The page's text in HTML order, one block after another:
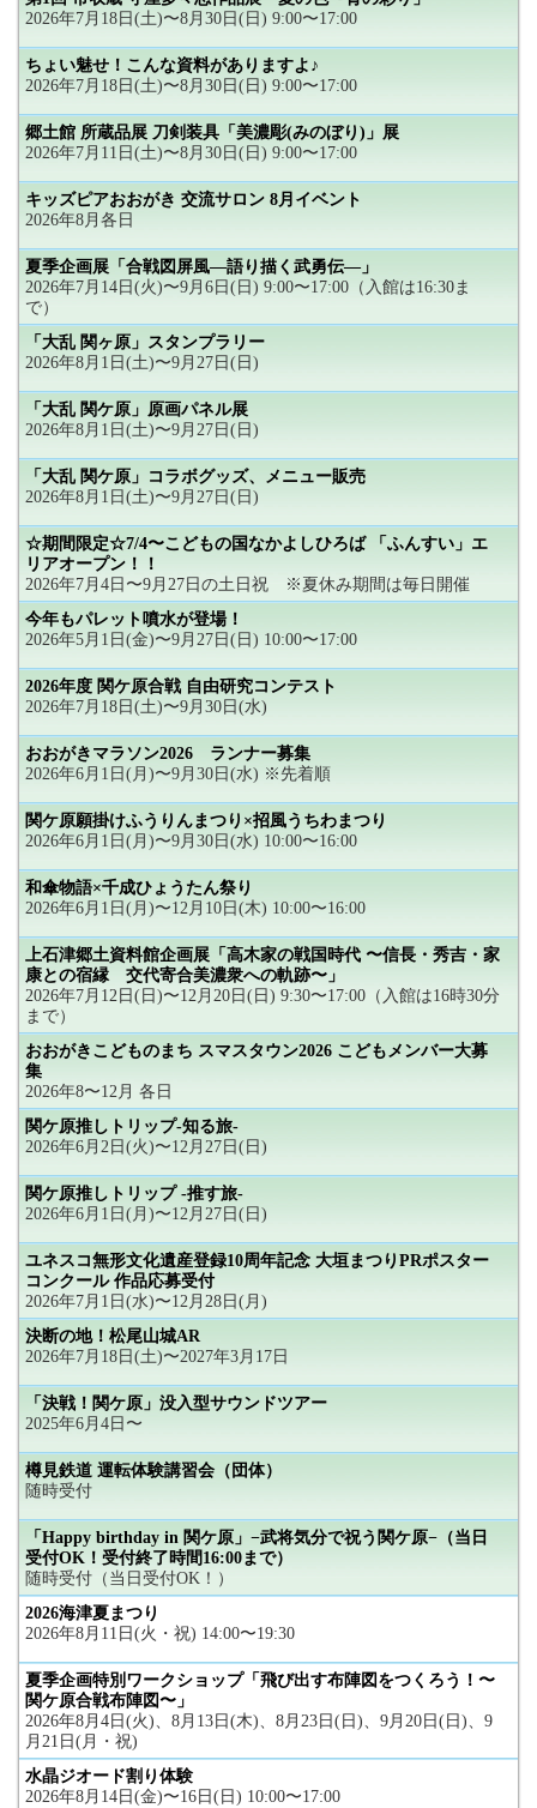
2026年7月18日(土)〜8月30日(日) 9:00〜17:00
ちょい魅せ！こんな資料がありますよ♪
2026年7月18日(土)〜8月30日(日) 9:00〜17:00
郷土館 所蔵品展 刀剣装具「美濃彫(みのぼり)」展
2026年7月11日(土)〜8月30日(日) 9:00〜17:00
キッズピアおおがき 交流サロン 8月イベント
2026年8月各日
夏季企画展「合戦図屏風―語り描く武勇伝―」
2026年7月14日(火)〜9月6日(日) 9:00〜17:00（入館は16:30ま
で）
「大乱 関ヶ原」スタンプラリー
2026年8月1日(土)〜9月27日(日)
「大乱 関ケ原」原画パネル展
2026年8月1日(土)〜9月27日(日)
「大乱 関ケ原」コラボグッズ、メニュー販売
2026年8月1日(土)〜9月27日(日)
☆期間限定☆7/4〜こどもの国なかよしひろば 「ふんすい」エ
リアオープン！！
2026年7月4日〜9月27日の土日祝 ※夏休み期間は毎日開催
今年もパレット噴水が登場！
2026年5月1日(金)〜9月27日(日) 10:00〜17:00
2026年度 関ケ原合戦 自由研究コンテスト
2026年7月18日(土)〜9月30日(水)
おおがきマラソン2026 ランナー募集
2026年6月1日(月)〜9月30日(水) ※先着順
関ケ原願掛けふうりんまつり×招風うちわまつり
2026年6月1日(月)〜9月30日(水) 10:00〜16:00
和傘物語×千成ひょうたん祭り
2026年6月1日(月)〜12月10日(木) 10:00〜16:00
上石津郷土資料館企画展「高木家の戦国時代 〜信長・秀吉・家
康との宿縁 交代寄合美濃衆への軌跡〜」
2026年7月12日(日)〜12月20日(日) 9:30〜17:00（入館は16時30分
まで）
おおがきこどものまち スマスタウン2026 こどもメンバー大募
集
2026年8〜12月 各日
関ケ原推しトリップ-知る旅-
2026年6月2日(火)〜12月27日(日)
関ケ原推しトリップ -推す旅-
2026年6月1日(月)〜12月27日(日)
ユネスコ無形文化遺産登録10周年記念 大垣まつりPRポスター
コンクール 作品応募受付
2026年7月1日(水)〜12月28日(月)
決断の地！松尾山城AR
2026年7月18日(土)〜2027年3月17日
「決戦！関ケ原」没入型サウンドツアー
2025年6月4日〜
樽見鉄道 運転体験講習会（団体）
随時受付
「Happy birthday in 関ケ原」−武将気分で祝う関ケ原−（当日
受付OK！受付終了時間16:00まで）
随時受付（当日受付OK！）
2026海津夏まつり
2026年8月11日(火・祝) 14:00〜19:30
夏季企画特別ワークショップ「飛び出す布陣図をつくろう！〜
関ケ原合戦布陣図〜」
2026年8月4日(火)、8月13日(木)、8月23日(日)、9月20日(日)、9
月21日(月・祝)
水晶ジオード割り体験
2026年8月14日(金)〜16日(日) 10:00〜17:00